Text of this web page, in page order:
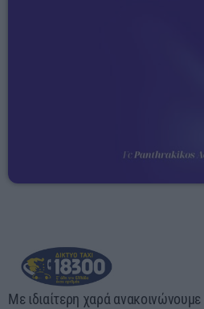
Με ιδιαίτερη χαρά